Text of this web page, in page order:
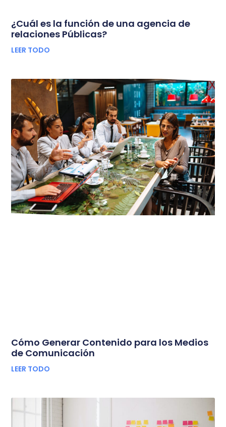
¿Cuál es la función de una agencia de
relaciones Públicas?
LEER TODO
Cómo Generar Contenido para los Medios
de Comunicación
LEER TODO